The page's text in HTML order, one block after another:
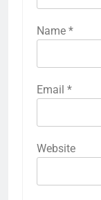
Name *
Email *
Website